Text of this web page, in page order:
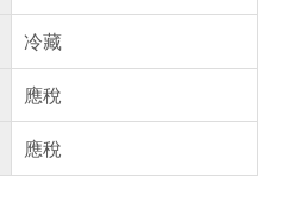
冷藏
應稅
應稅